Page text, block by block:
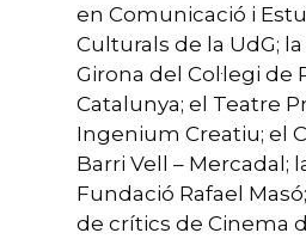
en Comunicació i
Culturals de la UdG;
Girona del Col·legi de
Catalunya; el Teatre
Ingenium Creatiu; el
Barri Vell – Mercadal;
Fundació Rafael
de crítics de Cinema